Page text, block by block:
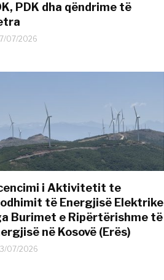
PDK dha qëndrime të
07/2026
i Aktivitetit te
të Energjisë Elektrike
Burimet e Ripërtërishme të
në Kosovë (Erës)
07/2026